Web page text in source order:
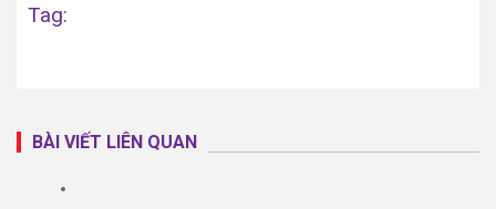
Tag:
BÀI VIẾT LIÊN QUAN